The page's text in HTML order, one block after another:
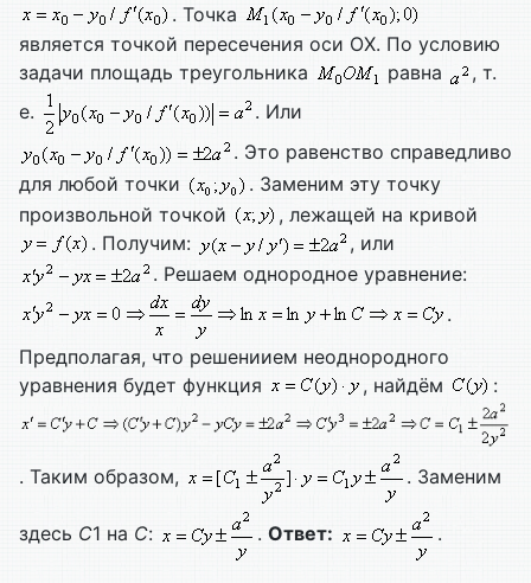
. Точка
является точкой пересечения оси ОХ. По условию
задачи площадь треугольника
равна
, т.
е.
. Или
. Это равенство справедливо
для любой точки
. Заменим эту точку
произвольной точкой
, лежащей на кривой
. Получим:
, или
. Решаем однородное уравнение:
.
Предполагая, что решениием неоднородного
уравнения будет функция
, найдём :
. Таким образом, . Заменим
здесь C1 на C: . Ответ: .